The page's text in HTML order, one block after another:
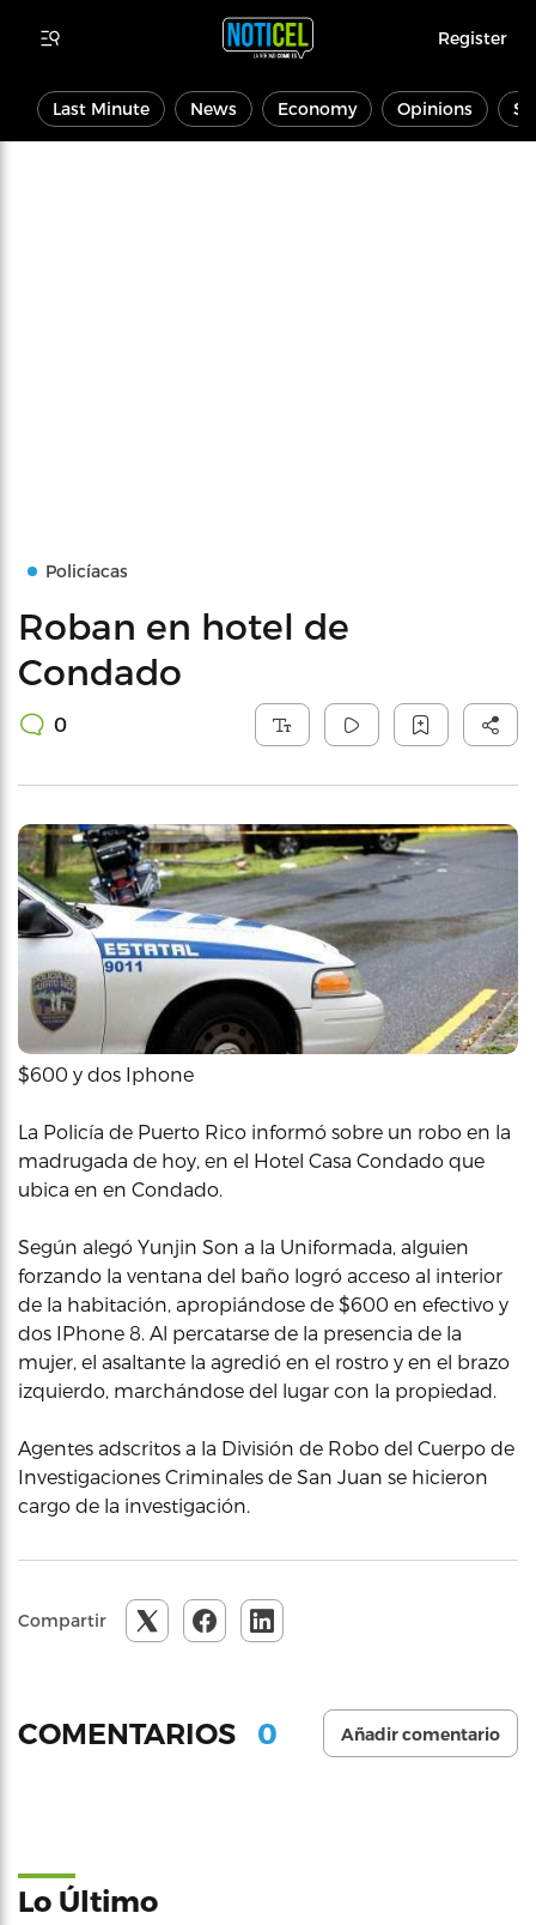
Register
Last Minute News Economy Opinions
Policíacas
Roban en hotel de
Condado
0
$600 y dos Iphone
La Policía de Puerto Rico informó sobre un robo en la
madrugada de hoy, en el Hotel Casa Condado que
ubica en en Condado.
Según alegó Yunjin Son a la Uniformada, alguien
forzando la ventana del baño logró acceso al interior
de la habitación, apropiándose de $600 en efectivo y
dos IPhone 8. Al percatarse de la presencia de la
mujer, el asaltante la agredió en el rostro y en el brazo
izquierdo, marchándose del lugar con la propiedad.
Agentes adscritos a la División de Robo del Cuerpo de
Investigaciones Criminales de San Juan se hicieron
cargo de la investigación.
Compartir
COMENTARIOS 0 Añadir comentario
Lo Último